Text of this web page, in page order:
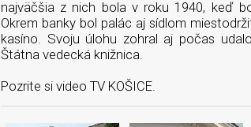
najväčšia z nich bola v roku 1940, keď
Okrem banky bol palác aj sídlom
kasíno. Svoju úlohu zohral aj počas
Štátna vedecká knižnica.
Pozrite si video TV KOŠICE.